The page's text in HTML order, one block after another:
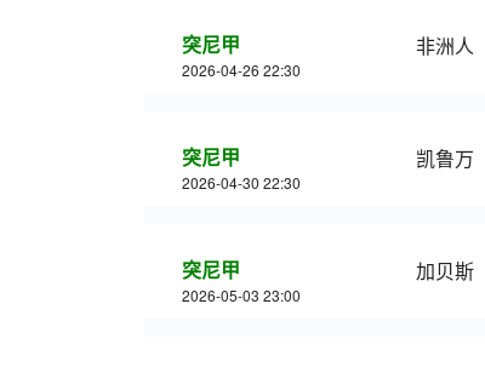
突尼甲
2026-04-26 22:30
非洲人
突尼甲
2026-04-30 22:30
凯鲁万
突尼甲
2026-05-03 23:00
加贝斯